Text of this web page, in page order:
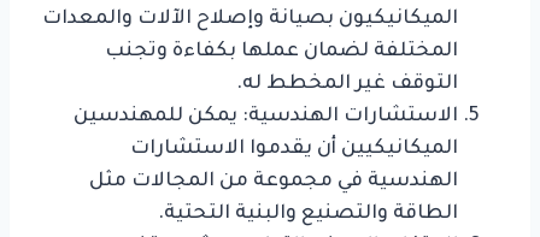
الميكانيكيون بصيانة وإصلاح الآلات والمعدات
المختلفة لضمان عملها بكفاءة وتجنب
التوقف غير المخطط له.
الاستشارات الهندسية: يمكن للمهندسين
الميكانيكيين أن يقدموا الاستشارات
الهندسية في مجموعة من المجالات مثل
الطاقة والتصنيع والبنية التحتية.